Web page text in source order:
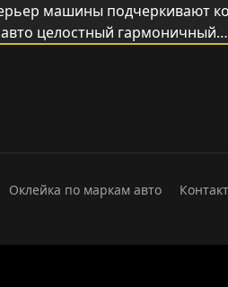
машины подчеркивают
целостный гармоничный…
Оклейка по маркам авто